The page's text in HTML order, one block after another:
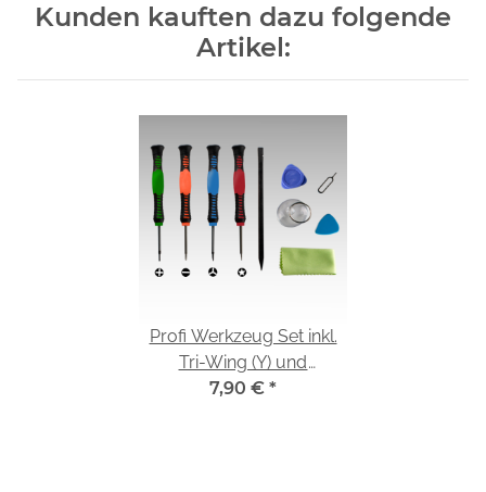
Kunden kauften dazu folgende
Artikel:
Profi Werkzeug Set inkl.
Tri-Wing (Y) und
Pentalobe
7,90 € *